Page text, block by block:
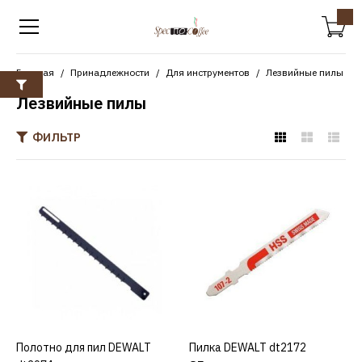
Главная Принадлежности Для инструментов Лезвийные пилы
Лезвийные пилы
ФИЛЬТР
9689р.
ДОБАВИТЬ К СРАВНЕНИЮ
КУПИТЬ
Полотно для пил DEWALT
КУПИТЬ
Пилка DEWALT dt2172